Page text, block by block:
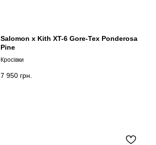
Salomon x Kith XT-6 Gore-Tex Ponderosa
Pine
Кросівки
7 950 грн.